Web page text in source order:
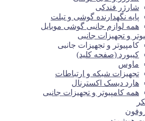
شارژر فندکی
پایه نگهدارنده گوشی و تبلت
همه لوازم جانبی گوشی موبایل
و تجهیزات جانبی
کامپیوتر و تجهیزات جانبی
کیبورد (صفحه کلید)
ماوس
تجهیزات شبکه و ارتباطات
هارد دیسک اکسترنال
همه کامپیوتر و تجهیزات جانبی